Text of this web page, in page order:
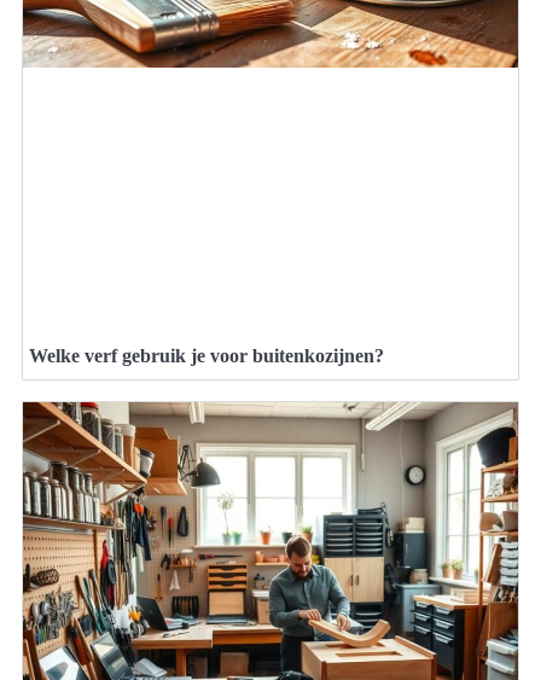
Welke verf gebruik je voor buitenkozijnen?